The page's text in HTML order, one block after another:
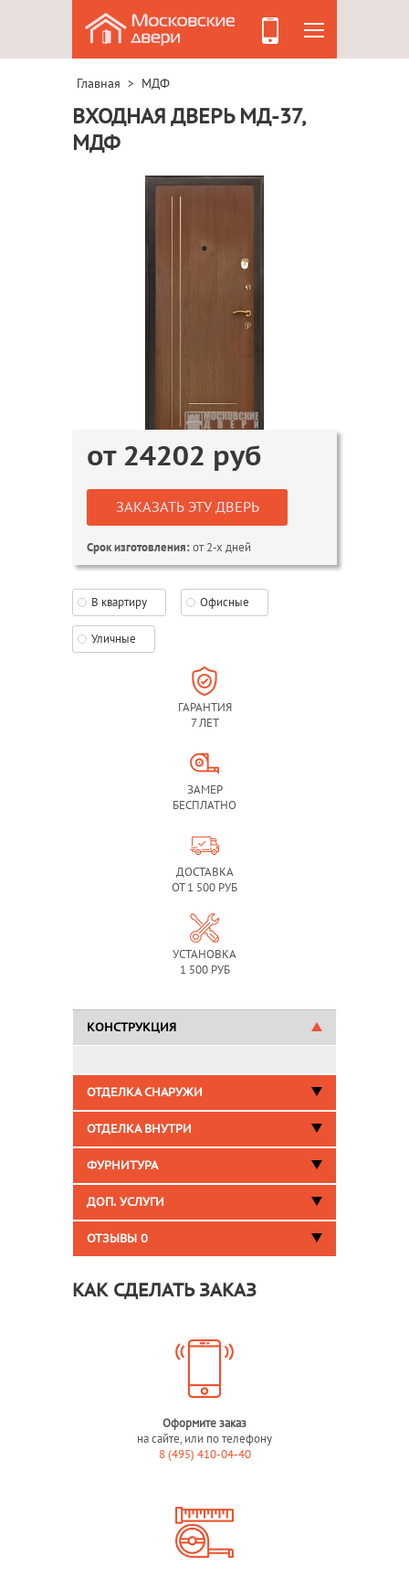
Главная > МДФ
ВХОДНАЯ ДВЕРЬ МД-37,
МДФ
от 24202 руб
ЗАКАЗАТЬ ЭТУ ДВЕРЬ
Срок изготовления:от 2-х дней
В квартиру Офисные
Уличные
ГАРАНТИЯ
7 ЛЕТ
ЗАМЕР
БЕСПЛАТНО
ДОСТАВКА
ОТ 1 500 РУБ
УСТАНОВКА
1 500 РУБ
КОНСТРУКЦИЯ
ОТДЕЛКА СНАРУЖИ
ОТДЕЛКА ВНУТРИ
ФУРНИТУРА
ДОП. УСЛУГИ
ОТЗЫВЫ 0
КАК СДЕЛАТЬ ЗАКАЗ
Оформите заказ
на сайте, или по телефону
8 (495) 410-04-40